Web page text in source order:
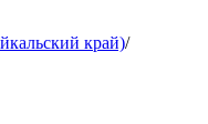
край)/